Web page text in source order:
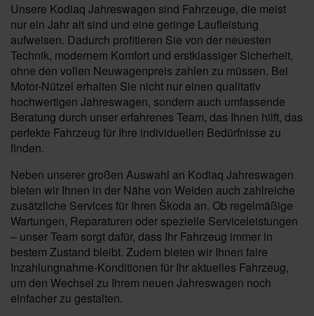
Unsere Kodiaq Jahreswagen sind Fahrzeuge, die meist
nur ein Jahr alt sind und eine geringe Laufleistung
aufweisen. Dadurch profitieren Sie von der neuesten
Technik, modernem Komfort und erstklassiger Sicherheit,
ohne den vollen Neuwagenpreis zahlen zu müssen. Bei
Motor-Nützel erhalten Sie nicht nur einen qualitativ
hochwertigen Jahreswagen, sondern auch umfassende
Beratung durch unser erfahrenes Team, das Ihnen hilft, das
perfekte Fahrzeug für Ihre individuellen Bedürfnisse zu
finden.
Neben unserer großen Auswahl an Kodiaq Jahreswagen
bieten wir Ihnen in der Nähe von Weiden auch zahlreiche
zusätzliche Services für Ihren Škoda an. Ob regelmäßige
Wartungen, Reparaturen oder spezielle Serviceleistungen
– unser Team sorgt dafür, dass Ihr Fahrzeug immer in
bestem Zustand bleibt. Zudem bieten wir Ihnen faire
Inzahlungnahme-Konditionen für Ihr aktuelles Fahrzeug,
um den Wechsel zu Ihrem neuen Jahreswagen noch
einfacher zu gestalten.